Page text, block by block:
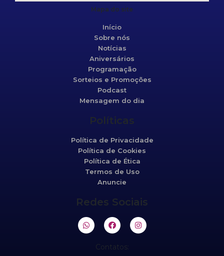
Mapa do site
Início
Sobre nós
Notícias
Aniversários
Programação
Sorteios e Promoções
Podcast
Mensagem do dia
Políticas
Política de Privacidade
Política de Cookies
Política de Ética
Termos de Uso
Anuncie
Redes Sociais
Contatos: